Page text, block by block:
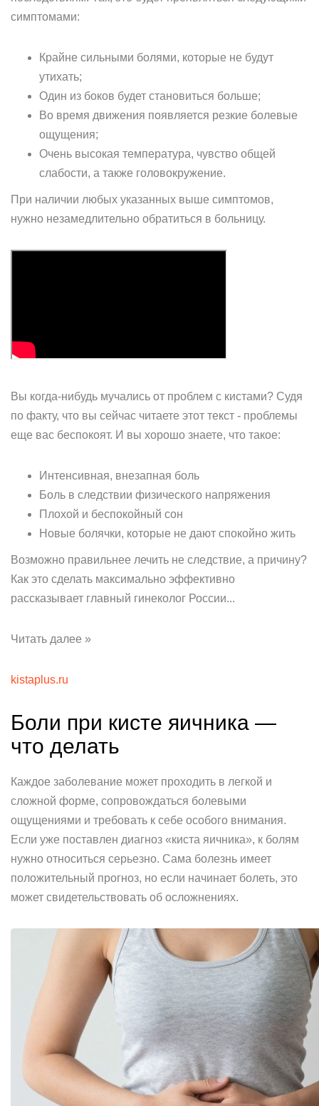
симптомами:
Крайне сильными болями, которые не будут
утихать;
Один из боков будет становиться больше;
Во время движения появляется резкие болевые
ощущения;
Очень высокая температура, чувство общей
слабости, а также головокружение.
При наличии любых указанных выше симптомов,
нужно незамедлительно обратиться в больницу.
Вы когда-нибудь мучались от проблем с кистами? Судя
по факту, что вы сейчас читаете этот текст - проблемы
еще вас беспокоят. И вы хорошо знаете, что такое:
Интенсивная, внезапная боль
Боль в следствии физического напряжения
Плохой и беспокойный сон
Новые болячки, которые не дают спокойно жить
Возможно правильнее лечить не следствие, а причину?
Как это сделать максимально эффективно
рассказывает главный гинеколог России...
Читать далее »
kistaplus.ru
Боли при кисте яичника —
что делать
Каждое заболевание может проходить в легкой и
сложной форме, сопровождаться болевыми
ощущениями и требовать к себе особого внимания.
Если уже поставлен диагноз «киста яичника», к болям
нужно относиться серьезно. Сама болезнь имеет
положительный прогноз, но если начинает болеть, это
может свидетельствовать об осложнениях.